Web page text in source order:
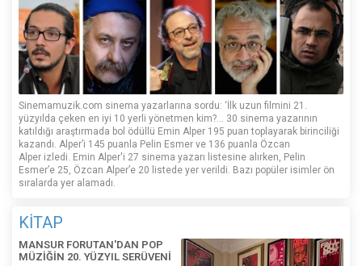
Sinemamuzik.com sinema yazarlarına sordu: ‘İlk uzun filmini 21.
yüzyılda çeken en iyi 10 yerli yönetmen kim?... 30 sinema yazarının
katıldığı araştırmada bol ödüllü Emin Alper 195 puan toplayarak birinciliği
kazandı. Alper’i 145 puanla Pelin Esmer ve 136 puanla Özcan
Alper izledi. Emin Alper'i 27 sinema yazarı listesine alırken, Pelin
Esmer’e 25, Özcan Alper’e 20 listede yer verildi. Bazı popüler isimler ön
sıralarda yer alamadı.
KİTAP
MANSUR FORUTAN'DAN POP
MÜZİĞİN 20. YÜZYIL SERÜVENİ